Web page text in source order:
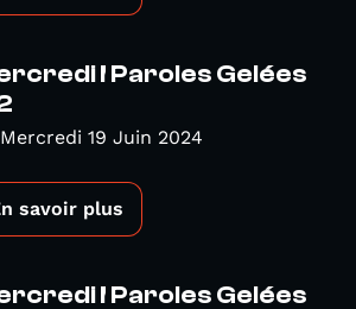
! Paroles Gelées
Mercredi 19 Juin 2024
savoir plus
! Paroles Gelées